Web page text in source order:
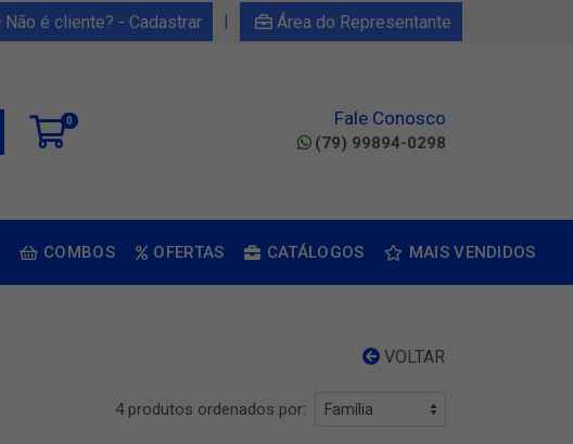
Não é cliente? - Cadastrar | Área do Representante
0 Fale Conosco
(79) 99894-0298
COMBOS OFERTAS CATÁLOGOS MAIS VENDIDOS
VOLTAR
4 produtos ordenados por: